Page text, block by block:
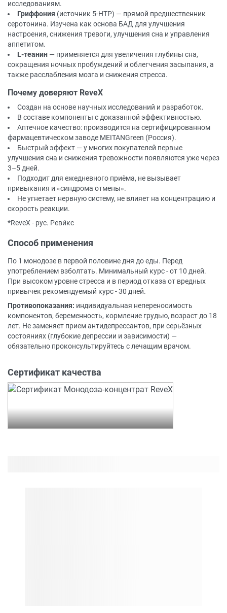
исследованиям.
Гриффония (источник 5-HTP) — прямой предшественник
серотонина. Изучена как основа БАД для улучшения
настроения, снижения тревоги, улучшения сна и управления
аппетитом.
L-теанин — применяется для увеличения глубины сна,
сокращения ночных пробуждений и облегчения засыпания, а
также расслабления мозга и снижения стресса.
Почему доверяют ReveX
Создан на основе научных исследований и разработок.
В составе компоненты с доказанной эффективностью.
Аптечное качество: производится на сертифицированном
фармацевтическом заводе MEITANGreen (Россия).
Быстрый эффект — у многих покупателей первые
улучшения сна и снижения тревожности появляются уже через
3–5 дней.
Подходит для ежедневного приёма, не вызывает
привыкания и «синдрома отмены».
Не угнетает нервную систему, не влияет на концентрацию и
скорость реакции.
*ReveX - рус. Реви́кс
Способ применения
По 1 монодозе в первой половине дня до еды. Перед
употреблением взболтать. Минимальный курс - от 10 дней.
При высоком уровне стресса и в период отказа от вредных
привычек рекомендуемый курс - 30 дней.
Противопоказания: индивидуальная непереносимость
компонентов, беременность, кормление грудью, возраст до 18
лет. Не заменяет прием антидепрессантов, при серьёзных
состояниях (глубокие депрессии и зависимости) —
обязательно проконсультируйтесь с лечащим врачом.
Сертификат качества